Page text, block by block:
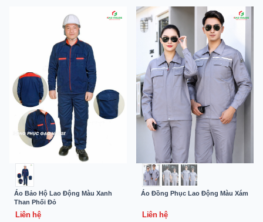
Áo Bảo Hộ Lao Động Màu Xanh
Than Phối Đỏ
Liên hệ
Áo Đồng Phục Lao Động Màu Xám
Liên hệ